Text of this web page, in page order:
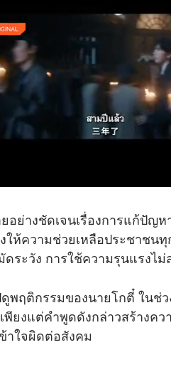
ย่างชัดเจนเรื่องการแก้ปัญ
ให้ความช่วยเหลือประชาชน
ดระวัง การใช้ความรุนแรง
ฤติกรรมของนายโกตี๋ ในช่
ยงแต่คำพูดดังกล่าวสร้างคว
าใจผิดต่อสังคม